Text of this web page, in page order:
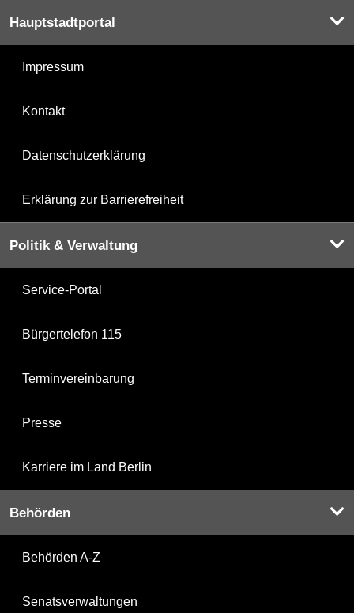
Hauptstadtportal
Impressum
Kontakt
Datenschutzerklärung
Erklärung zur Barrierefreiheit
Politik & Verwaltung
Service-Portal
Bürgertelefon 115
Terminvereinbarung
Presse
Karriere im Land Berlin
Behörden
Behörden A-Z
Senatsverwaltungen